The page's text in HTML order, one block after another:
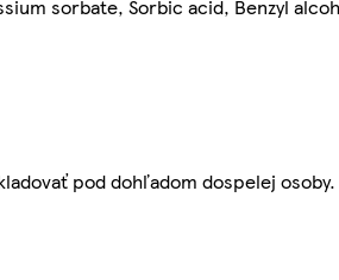
sorbate, Sorbic acid, Benzyl
pod dohľadom dospelej osoby.